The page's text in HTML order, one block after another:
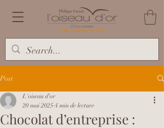
Post
Chocolat d’entreprise :
L'oiseau d'or
20 mai 2025 4 min de lecture